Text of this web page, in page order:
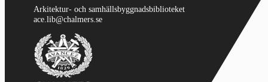
Arkitektur- och samhällsbyggnadsbiblioteket
ace.lib@chalmers.se